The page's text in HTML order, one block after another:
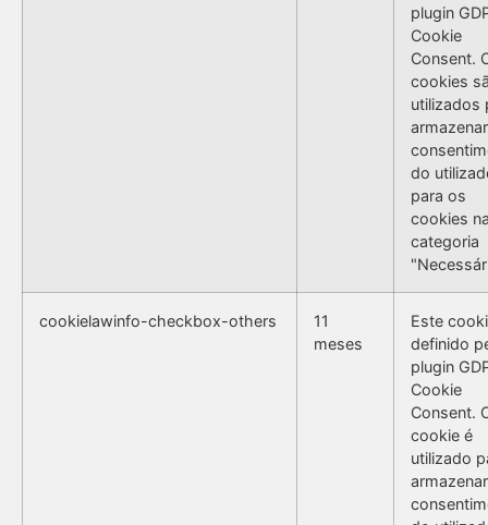
plugin
Cookie
Consent.
cookies
utilizados
do
para os
cookies
categoria
cookielawinfo-checkbox-others
11
meses
Este
definido
plugin
Cookie
Consent.
cookie é
utilizado